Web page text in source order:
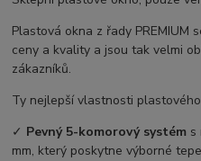
Plastová okna z řady PREMIUM
ceny a kvality a jsou tak velmi
zákazníků.
Ty nejlepší vlastnosti
✓ Pevný 5-komorový systém s
mm, který poskytne výborné